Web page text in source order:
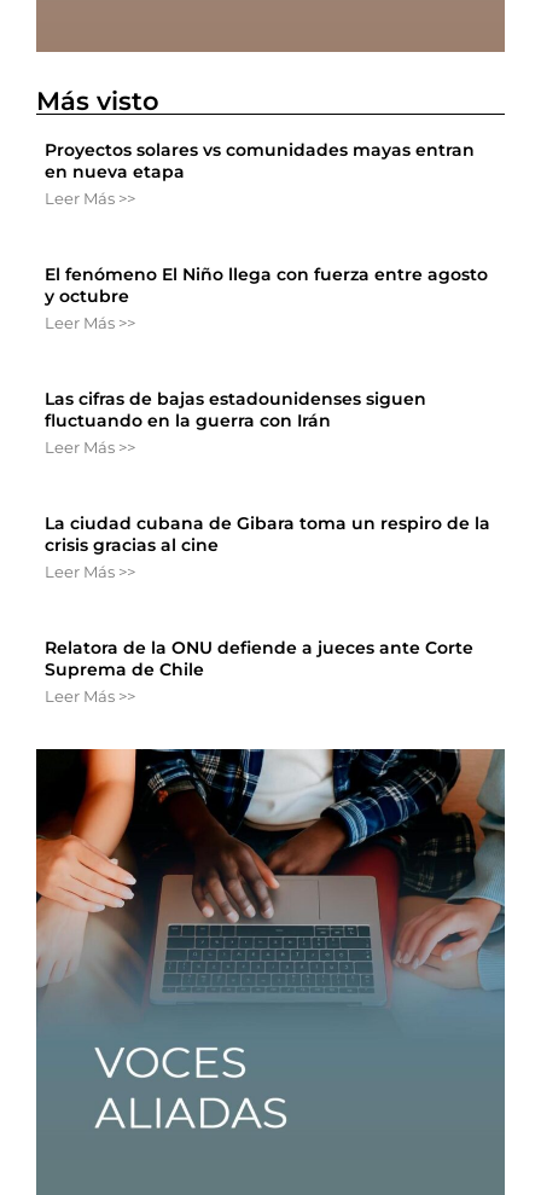
Más visto
Proyectos solares vs comunidades mayas entran
en nueva etapa
Leer Más >>
El fenómeno El Niño llega con fuerza entre agosto
y octubre
Leer Más >>
Las cifras de bajas estadounidenses siguen
fluctuando en la guerra con Irán
Leer Más >>
La ciudad cubana de Gibara toma un respiro de la
crisis gracias al cine
Leer Más >>
Relatora de la ONU defiende a jueces ante Corte
Suprema de Chile
Leer Más >>